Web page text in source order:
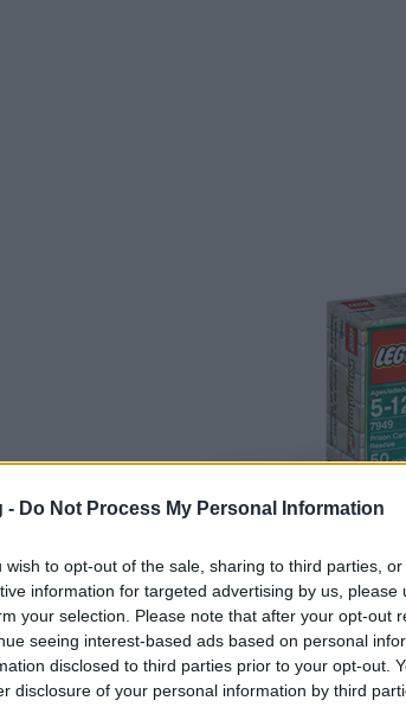
- Do Not Process My Personal Information
wish to opt-out of the sale, sharing to third parties,
information for targeted advertising by us,
your selection. Please note that after your opt-out
seeing interest-based ads based on personal
disclosed to third parties prior to your opt-out.
disclosure of your personal information by third
csak nem tudod
akkor kattints!